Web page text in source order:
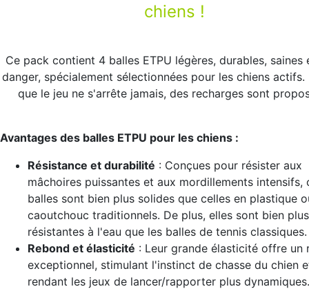
chiens !
Ce pack contient 4 balles ETPU légères, durables, saines
danger, spécialement sélectionnées pour les chiens actifs.
que le jeu ne s'arrête jamais, des recharges sont
Avantages des balles ETPU pour les chiens :
Résistance et durabilité : Conçues pour résister aux
mâchoires puissantes et aux mordillements intensifs,
balles sont bien plus solides que celles en plastique
caoutchouc traditionnels. De plus, elles sont bien plus
résistantes à l'eau que les balles de tennis classiques.
Rebond et élasticité : Leur grande élasticité offre un
exceptionnel, stimulant l'instinct de chasse du chien
rendant les jeux de lancer/rapporter plus